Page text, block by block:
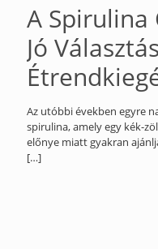
A Spirulina
Jó Választás
Az utóbbi években egyre
spirulina, amely egy kék-
előnye miatt gyakran
[…]